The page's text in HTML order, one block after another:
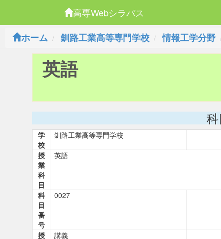
高専Webシラバス
ホーム
釧路工業高等専門学校 情報工学分野
英語
学
校
釧路工業高等専門学校
授
業
科
目
英語
科
目
番
号
0027
授
講義